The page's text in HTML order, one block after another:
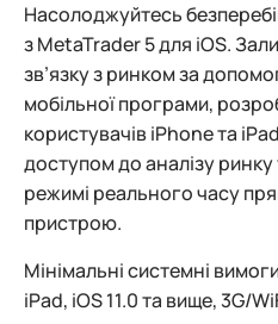
Насолоджуйтесь
з MetaTrader 5 для iOS.
зв’язку з ринком за
мобільної програми,
користувачів iPhone та
доступом до аналізу
режимі реального часу
пристрою.
Мінімальні системні
iPad, iOS 11.0 та вище, 3G/